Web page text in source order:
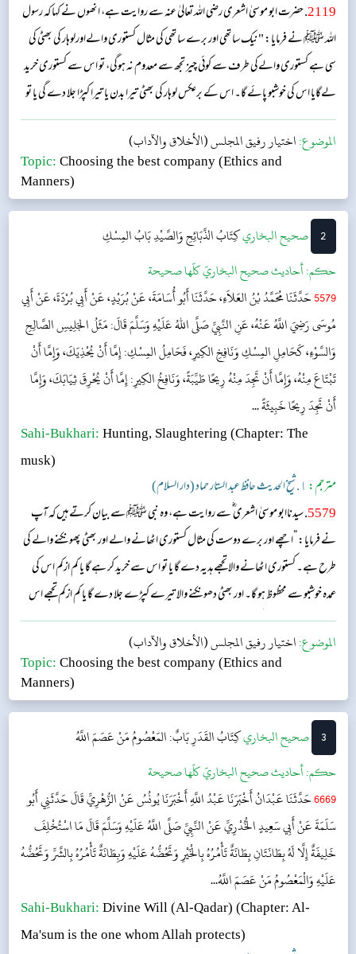
2119. حضرت ابو موسیٰ اشعری رضی اللہ تعالیٰ عنہ سے روایت ہے، انھوں نے کہا کہ رسول
اللہ ﷺ نے فرمایا: "نیک ساتھی اور برے ساتھی کی مثال کستوری والےاورلوہار کی بھٹی کی
سی ہے کستوری والےکی طرف سے کوئی چیز تجھ سے معدوم نہ ہوگی، تو اس سے کستوری خرید
لےگایا اس کی خوشبو پائے گا۔ اس کے برعکس لوہار کی بھٹی تیرا بدن یا تیرا کپڑا جلا دے گی یا تو
اس سے بدبو دار ہوا حاصل کرے گا۔ "...
الموضوع:اختيار رفيق المجلس (الأخلاق والآداب)
Topic: Choosing the best company (Ethics and
Manners)
2 ‌‌صحيح البخاريكِتَابُ الذَّبَائِحِ وَالصَّيْدِبَابُ المِسْكِ
حکم:أحاديث صحيح البخاريّ كلّها صحيحة
5579حَدَّثَنَا مُحَمَّدُ بْنُ العَلاَءِ، حَدَّثَنَا أَبُو أُسَامَةَ، عَنْ بُرَيْدٍ، عَنْ أَبِي بُرْدَةَ، عَنْ أَبِي
مُوسَى رَضِيَ اللَّهُ عَنْهُ، عَنِ النَّبِيِّ صَلَّى اللهُ عَلَيْهِ وَسَلَّمَ قَالَ: مَثَلُ الجَلِيسِ الصَّالِحِ
وَالسَّوْءِ، كَحَامِلِ المِسْكِ وَنَافِخِ الكِيرِ، فَحَامِلُ المِسْكِ: إِمَّا أَنْ يُحْذِيَكَ، وَإِمَّا أَنْ
تَبْتَاعَ مِنْهُ، وَإِمَّا أَنْ تَجِدَ مِنْهُ رِيحًا طَيِّبَةً، وَنَافِخُ الكِيرِ: إِمَّا أَنْ يُحْرِقَ ثِيَابَكَ، وَإِمَّا
أَنْ تَجِدَ رِيحًا خَبِيثَةً ...
Sahi-Bukhari: Hunting, Slaughtering (Chapter: The
musk)
مترجم: ١. شیخ الحدیث حافظ عبد الستار حماد (دار السلام)
5579 . سیدناابو موسیٰ اشعری ؓ سے روایت ہے، وہ نبی ﷺ سے بیان کرتے ہیں کہ آپ
نے فرمایا: ”اچھے اور برے دوست کی مثال کستوری اٹھانے والے اور بھٹی پھونکنے والے کی
طرح ہے۔ کستوری اٹھانے والا تجھے ہدیہ دے گا یا تو اس سے خرید کر ہے گا یا کم ازکم اس کی
عمدہ خوشبو سے محظوظ ہو گا۔ اور بھٹی دھونکنے والا تیرے کپڑے جلا دے گا یا کم ازکم تجھے اس
کے پاس بیٹھنے سے ناگوار بو اور دھواں پہینچے گا۔“...
الموضوع:اختيار رفيق المجلس (الأخلاق والآداب)
Topic: Choosing the best company (Ethics and
Manners)
3 ‌‌صحيح البخاريكِتَابُ القَدَرِبَابٌ: المَعْصُومُ مَنْ عَصَمَ اللَّهُ
حکم:أحاديث صحيح البخاريّ كلّها صحيحة
6669حَدَّثَنَا عَبْدَانُ أَخْبَرَنَا عَبْدُ اللَّهِ أَخْبَرَنَا يُونُسُ عَنْ الزُّهْرِيِّ قَالَ حَدَّثَنِي أَبُو
سَلَمَةَ عَنْ أَبِي سَعِيدٍ الْخُدْرِيِّ عَنْ النَّبِيِّ صَلَّى اللَّهُ عَلَيْهِ وَسَلَّمَ قَالَ مَا اسْتُخْلِفَ
خَلِيفَةٌ إِلَّا لَهُ بِطَانَتَانِ بِطَانَةٌ تَأْمُرُهُ بِالْخَيْرِ وَتَحُضُّهُ عَلَيْهِ وَبِطَانَةٌ تَأْمُرُهُ بِالشَّرِّ وَتَحُضُّهُ
عَلَيْهِ وَالْمَعْصُومُ مَنْ عَصَمَ اللَّهُ...
Sahi-Bukhari: Divine Will (Al-Qadar) (Chapter: Al-
Ma'sum is the one whom Allah protects)